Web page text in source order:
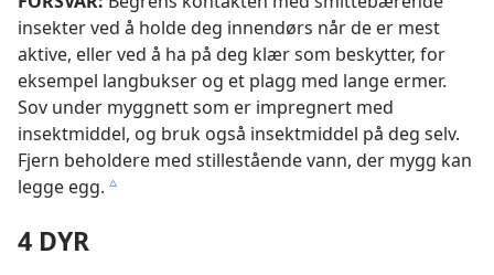
insekter ved å holde deg innendørs når de er mest
aktive, eller ved å ha på deg klær som beskytter, for
eksempel langbukser og et plagg med lange ermer.
Sov under myggnett som er impregnert med
insektmiddel, og bruk også insektmiddel på deg selv.
Fjern beholdere med stillestående vann, der mygg kan
legge egg. c
4 DYR